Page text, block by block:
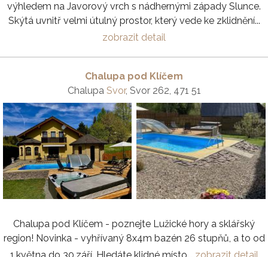
výhledem na Javorový vrch s nádhernými západy Slunce.
Skýtá uvnitř velmi útulný prostor, který vede ke zklidnění...
zobrazit detail
Chalupa pod Klíčem
Chalupa Svor, Svor 262, 471 51
Chalupa pod Klíčem - poznejte Lužické hory a sklářský
region! Novinka - vyhřívaný 8x4m bazén 26 stupňů, a to od